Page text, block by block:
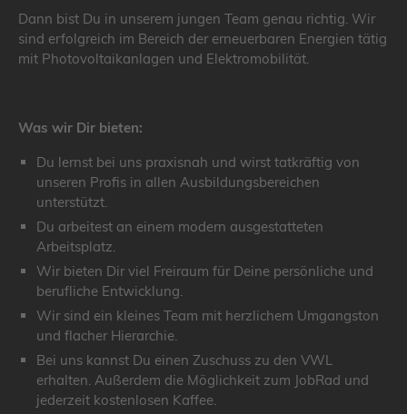
Dann bist Du in unserem jungen Team genau richtig. Wir
sind erfolgreich im Bereich der erneuerbaren Energien tätig
mit Photovoltaikanlagen und Elektromobilität.
Was wir Dir bieten:
Du lernst bei uns praxisnah und wirst tatkräftig von
unseren Profis in allen Ausbildungsbereichen
unterstützt.
Du arbeitest an einem modern ausgestatteten
Arbeitsplatz.
Wir bieten Dir viel Freiraum für Deine persönliche und
berufliche Entwicklung.
Wir sind ein kleines Team mit herzlichem Umgangston
und flacher Hierarchie.
Bei uns kannst Du einen Zuschuss zu den VWL
erhalten. Außerdem die Möglichkeit zum JobRad und
jederzeit kostenlosen Kaffee.